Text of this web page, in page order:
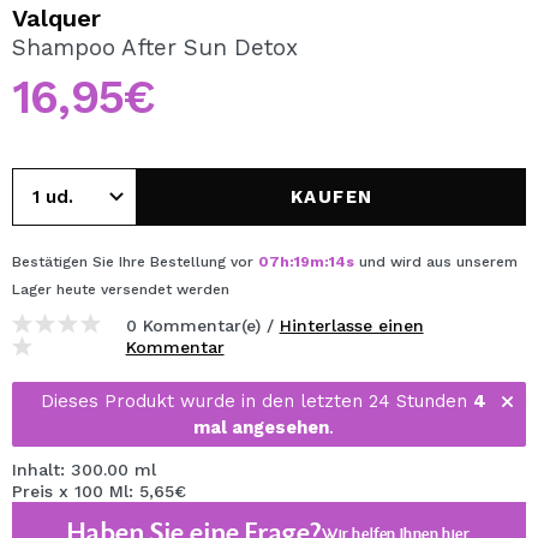
REGISTRIEREN
Durch die Erstellung eines Kontos bei Maquillalia.de
können Sie Ihre Einkäufe schnell tätigen, den Status Ihrer
Valquer
Shampoo After Sun Detox
16,95€
KAUFEN
Bestätigen Sie Ihre Bestellung vor 07h:19m:14s und wird aus unserem
Lager heute versendet werden
0 Kommentar(e) / Hinterlasse einen
Kommentar
Dieses Produkt wurde in den letzten 24 Stunden 4
mal angesehen.
Inhalt: 300.00 ml
Preis x 100 Ml: 5,65€
Wir helfen Ihnenhier